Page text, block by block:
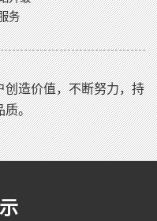
务
创造价值，不断努力，持
质。